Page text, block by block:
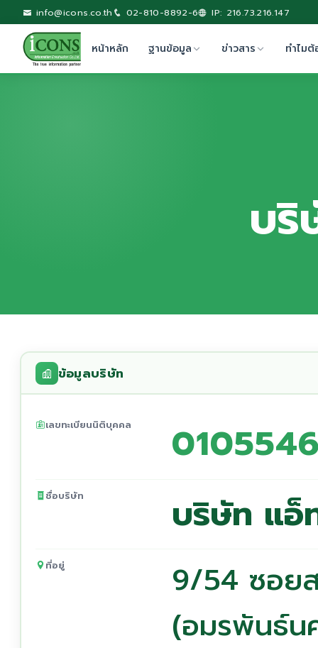
info@icons.co.th 02-810-8892-6 IP: 216.73.216.147
หน้าหลัก ฐานข้อมูล ข่าวสาร ทำไมต้
บริ
ข้อมูลบริษัท
เลขทะเบียนนิติบุคคล
ชื่อบริษัท บริษัท แอ็
ที่อยู่
9/54 ซอย
(อมรพันธ์น